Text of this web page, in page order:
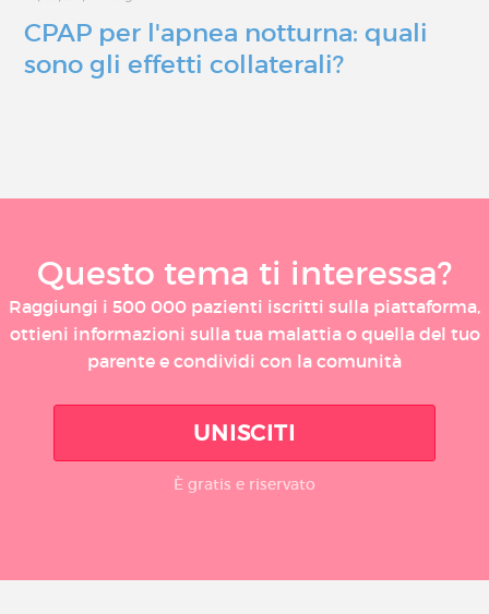
CPAP per l'apnea notturna: quali
sono gli effetti collaterali?
Questo tema ti interessa?
Raggiungi i 500 000 pazienti iscritti sulla piattaforma,
ottieni informazioni sulla tua malattia o quella del tuo
parente e condividi con la comunità
UNISCITI
È gratis e riservato